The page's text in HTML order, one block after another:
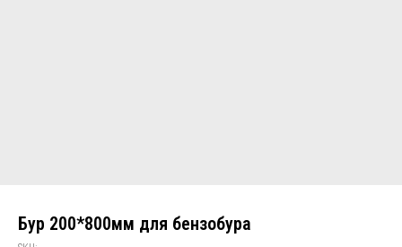
Бур 200*800мм для бензобура